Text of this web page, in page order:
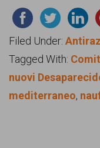
Filed Under:
Tagged With:
nuovi
mediterraneo,